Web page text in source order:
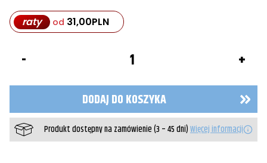
raty od 31,00PLN
Sw-
Yamaha
Tracer
/
DODAJ DO KOSZYKA
Produkt dostępny na zamówienie (3 – 45 dni)Więcej informacji